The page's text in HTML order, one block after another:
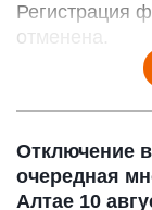
Регистрация
отменена.
Отключение
очередная
Алтае 10